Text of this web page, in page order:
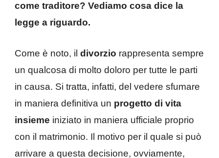
come traditore? Vediamo cosa dice la
legge a riguardo.
Come è noto, il divorzio rappresenta sempre
un qualcosa di molto doloro per tutte le parti
in causa. Si tratta, infatti, del vedere sfumare
in maniera definitiva un progetto di vita
insieme iniziato in maniera ufficiale proprio
con il matrimonio. Il motivo per il quale si può
arrivare a questa decisione, ovviamente,